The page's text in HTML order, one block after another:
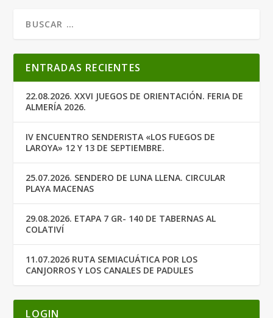
ENTRADAS RECIENTES
22.08.2026. XXVI JUEGOS DE ORIENTACIÓN. FERIA DE
ALMERÍA 2026.
IV ENCUENTRO SENDERISTA «LOS FUEGOS DE
LAROYA» 12 Y 13 DE SEPTIEMBRE.
25.07.2026. SENDERO DE LUNA LLENA. CIRCULAR
PLAYA MACENAS
29.08.2026. ETAPA 7 GR- 140 DE TABERNAS AL
COLATIVÍ
11.07.2026 RUTA SEMIACUÁTICA POR LOS
CANJORROS Y LOS CANALES DE PADULES
LOGIN